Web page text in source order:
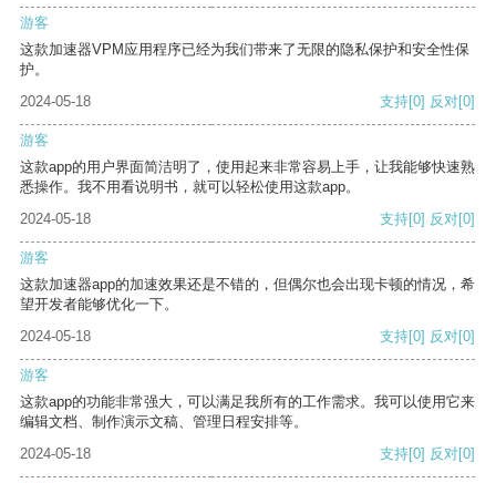
游客
这款加速器VPM应用程序已经为我们带来了无限的隐私保护和安全性保
护。
2024-05-18
支持[0] 反对[0]
游客
这款app的用户界面简洁明了，使用起来非常容易上手，让我能够快速熟
悉操作。我不用看说明书，就可以轻松使用这款app。
2024-05-18
支持[0] 反对[0]
游客
这款加速器app的加速效果还是不错的，但偶尔也会出现卡顿的情况，希
望开发者能够优化一下。
2024-05-18
支持[0] 反对[0]
游客
这款app的功能非常强大，可以满足我所有的工作需求。我可以使用它来
编辑文档、制作演示文稿、管理日程安排等。
2024-05-18
支持[0] 反对[0]